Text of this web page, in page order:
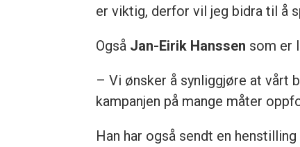
er viktig, derfor vil jeg bidra til å
Også Jan-Eirik Hanssen som er
– Vi ønsker å synliggjøre at vårt
kampanjen på mange måter
Han har også sendt en